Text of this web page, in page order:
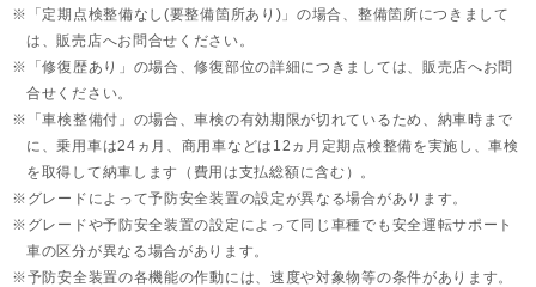
「定期点検整備なし(要整備箇所あり)」の場合、整備箇所につきまして
は、販売店へお問合せください。
「修復歴あり」の場合、修復部位の詳細につきましては、販売店へお問
合せください。
「車検整備付」の場合、車検の有効期限が切れているため、納車時まで
に、乗用車は24ヵ月、 商用車などは12ヵ月定期点検整備を実施し、車検
を取得して納車します（費用は支払総額に含む）。
グレードによって予防安全装置の設定が異なる場合があります。
グレードや予防安全装置の設定によって同じ車種でも安全運転サポート
車の区分が異なる場合があります。
予防安全装置の各機能の作動には、速度や対象物等の条件があります。